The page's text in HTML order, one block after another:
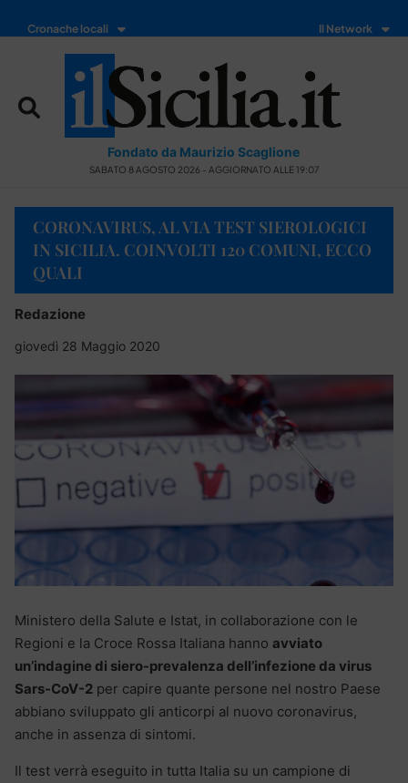
Cronache locali Il Network
Fondato da Maurizio Scaglione
SABATO 8 AGOSTO 2026 - AGGIORNATO ALLE 19:07
CORONAVIRUS, AL VIA TEST SIEROLOGICI
IN SICILIA. COINVOLTI 120 COMUNI, ECCO
QUALI
Redazione
giovedì 28 Maggio 2020
Ministero della Salute e Istat, in collaborazione con le
Regioni e la Croce Rossa Italiana hanno avviato
un’indagine di siero-prevalenza dell’infezione da virus
Sars-CoV-2 per capire quante persone nel nostro Paese
abbiano sviluppato gli anticorpi al nuovo coronavirus,
anche in assenza di sintomi.
Il test verrà eseguito in tutta Italia su un campione di